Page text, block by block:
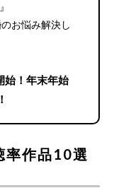
お悩み解決し
始！年末年始
率作品10選